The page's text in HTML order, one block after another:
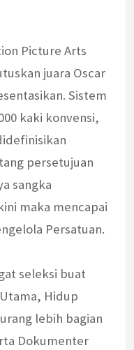
Picture Arts
juara Oscar
Sistem
kaki konvensi,
persetujuan
sangka
maka mencapai
Persatuan.
seleksi buat
Hidup
lebih bagian
Dokumenter